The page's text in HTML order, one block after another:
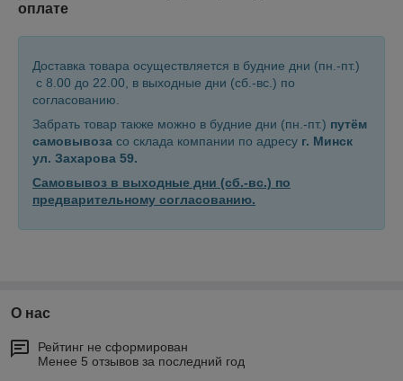
оплате
Доставка товара осуществляется в будние дни (пн.-пт.)
с 8.00 до 22.00, в выходные дни (сб.-вс.) по
согласованию.
Забрать товар также можно в будние дни (пн.-пт.) путём
самовывоза со склада компании по адресу г. Минск
ул. Захарова 59.
Самовывоз в выходные дни (сб.-вс.) по
предварительному согласованию.
О нас
Рейтинг не сформирован
Менее 5 отзывов за последний год